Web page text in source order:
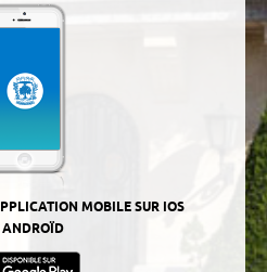
MOBILE SUR IOS
ANDROÏD